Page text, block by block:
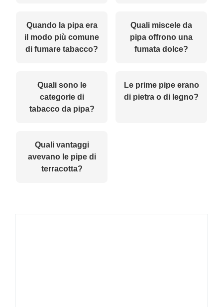
Quando la pipa era
il modo più comune
di fumare tabacco?
Quali miscele da
pipa offrono una
fumata dolce?
Quali sono le
categorie di
tabacco da pipa?
Le prime pipe erano
di pietra o di legno?
Quali vantaggi
avevano le pipe di
terracotta?